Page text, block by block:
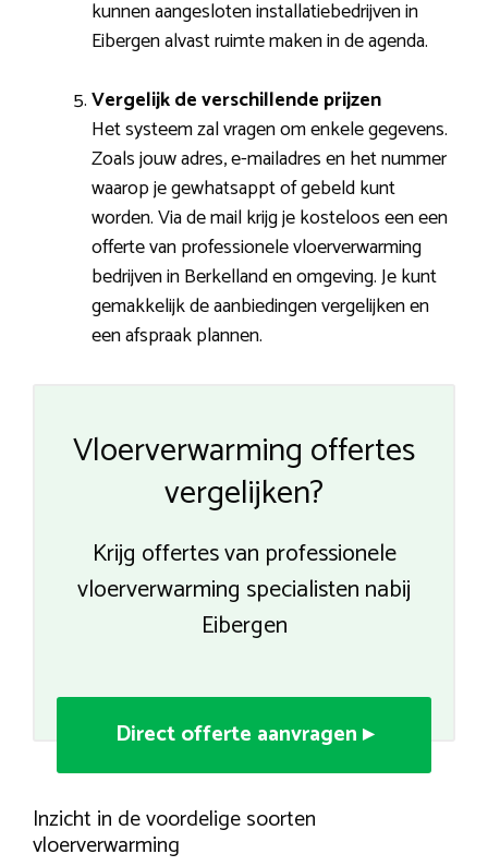
kunnen aangesloten installatiebedrijven in
Eibergen alvast ruimte maken in de agenda.
Vergelijk de verschillende prijzen
Het systeem zal vragen om enkele gegevens.
Zoals jouw adres, e-mailadres en het nummer
waarop je gewhatsappt of gebeld kunt
worden. Via de mail krijg je kosteloos een een
offerte van professionele vloerverwarming
bedrijven in Berkelland en omgeving. Je kunt
gemakkelijk de aanbiedingen vergelijken en
een afspraak plannen.
Vloerverwarming offertes
vergelijken?
Krijg offertes van professionele
vloerverwarming specialisten nabij
Eibergen
Direct offerte aanvragen ▸
Inzicht in de voordelige soorten
vloerverwarming